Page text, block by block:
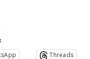
Threads